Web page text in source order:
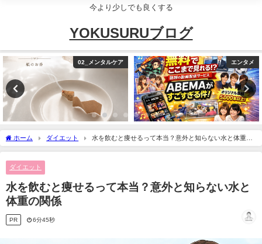
今より少しでも良くする
YOKUSURUブログ
エンタメ 03_生活改善
ホーム ダイエット
水を飲むと痩せるって本当？意外と知らない水と体重の
関係
ダイエット
水を飲むと痩せるって本当？意外と知らない水と
体重の関係
PR 6分45秒